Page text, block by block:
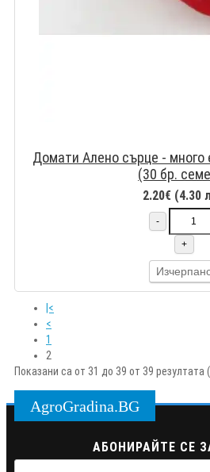
Домати Алено сърце - много
(30 бр.
2.20€ (4.30
-
+
|<
<
1
2
Показани са от 31 до 39 от 39 резултата
AgroGradina.BG
АБОНИРАЙТЕ СЕ